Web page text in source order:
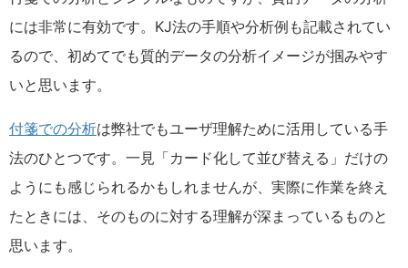
には非常に有効です。KJ法の手順や分析例も記載されてい
るので、初めてでも質的データの分析イメージが掴みやす
いと思います。
付箋での分析は弊社でもユーザ理解ために活用している手
法のひとつです。一見「カード化して並び替える」だけの
ようにも感じられるかもしれませんが、実際に作業を終え
たときには、そのものに対する理解が深まっているものと
思います。